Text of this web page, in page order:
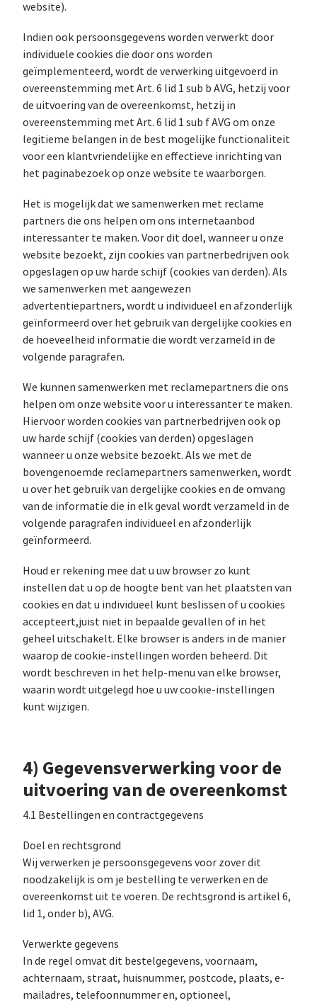
website).
Indien ook persoonsgegevens worden verwerkt door
individuele cookies die door ons worden
geïmplementeerd, wordt de verwerking uitgevoerd in
overeenstemming met Art. 6 lid 1 sub b AVG, hetzij voor
de uitvoering van de overeenkomst, hetzij in
overeenstemming met Art. 6 lid 1 sub f AVG om onze
legitieme belangen in de best mogelijke functionaliteit
voor een klantvriendelijke en effectieve inrichting van
het paginabezoek op onze website te waarborgen.
Het is mogelijk dat we samenwerken met reclame
partners die ons helpen om ons internetaanbod
interessanter te maken. Voor dit doel, wanneer u onze
website bezoekt, zijn cookies van partnerbedrijven ook
opgeslagen op uw harde schijf (cookies van derden). Als
we samenwerken met aangewezen
advertentiepartners, wordt u individueel en afzonderlijk
geïnformeerd over het gebruik van dergelijke cookies en
de hoeveelheid informatie die wordt verzameld in de
volgende paragrafen.
We kunnen samenwerken met reclamepartners die ons
helpen om onze website voor u interessanter te maken.
Hiervoor worden cookies van partnerbedrijven ook op
uw harde schijf (cookies van derden) opgeslagen
wanneer u onze website bezoekt. Als we met de
bovengenoemde reclamepartners samenwerken, wordt
u over het gebruik van dergelijke cookies en de omvang
van de informatie die in elk geval wordt verzameld in de
volgende paragrafen individueel en afzonderlijk
geïnformeerd.
Houd er rekening mee dat u uw browser zo kunt
instellen dat u op de hoogte bent van het plaatsten van
cookies en dat u individueel kunt beslissen of u cookies
accepteert,juist niet in bepaalde gevallen of in het
geheel uitschakelt. Elke browser is anders in de manier
waarop de cookie-instellingen worden beheerd. Dit
wordt beschreven in het help-menu van elke browser,
waarin wordt uitgelegd hoe u uw cookie-instellingen
kunt wijzigen.
4) Gegevensverwerking voor de
uitvoering van de overeenkomst
4.1 Bestellingen en contractgegevens
Doel en rechtsgrond
Wij verwerken je persoonsgegevens voor zover dit
noodzakelijk is om je bestelling te verwerken en de
overeenkomst uit te voeren. De rechtsgrond is artikel 6,
lid 1, onder b), AVG.
Verwerkte gegevens
In de regel omvat dit bestelgegevens, voornaam,
achternaam, straat, huisnummer, postcode, plaats, e-
mailadres, telefoonnummer en, optioneel,